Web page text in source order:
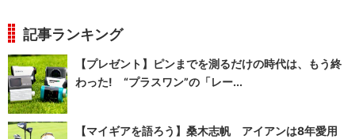
記事ランキング
【プレゼント】ピンまでを測るだけの時代は、もう終
わった! “プラスワン”の「レー...
【マイギアを語ろう】桑木志帆 アイアンは8年愛用